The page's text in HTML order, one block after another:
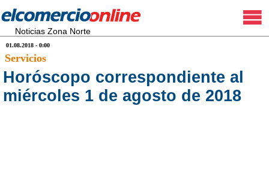
Noticias Zona Norte
01.08.2018 - 0:00
Servicios
Horóscopo correspondiente al
miércoles 1 de agosto de 2018